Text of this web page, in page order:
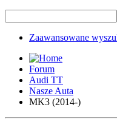
Zaawansowane
Forum
Audi TT
Nasze Auta
MK3 (2014-)